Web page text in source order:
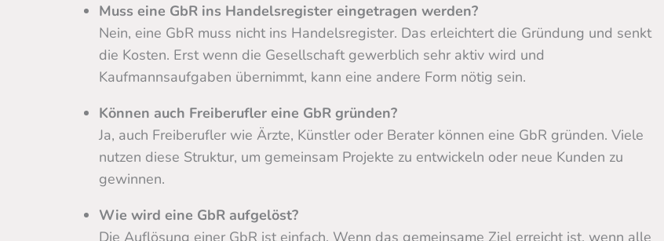
Muss eine GbR ins Handelsregister eingetragen werden?
Nein, eine GbR muss nicht ins Handelsregister. Das erleichtert die Gründung und senkt
die Kosten. Erst wenn die Gesellschaft gewerblich sehr aktiv wird und
Kaufmannsaufgaben übernimmt, kann eine andere Form nötig sein.
Können auch Freiberufler eine GbR gründen?
Ja, auch Freiberufler wie Ärzte, Künstler oder Berater können eine GbR gründen. Viele
nutzen diese Struktur, um gemeinsam Projekte zu entwickeln oder neue Kunden zu
gewinnen.
Wie wird eine GbR aufgelöst?
Die Auflösung einer GbR ist einfach. Wenn das gemeinsame Ziel erreicht ist, wenn alle